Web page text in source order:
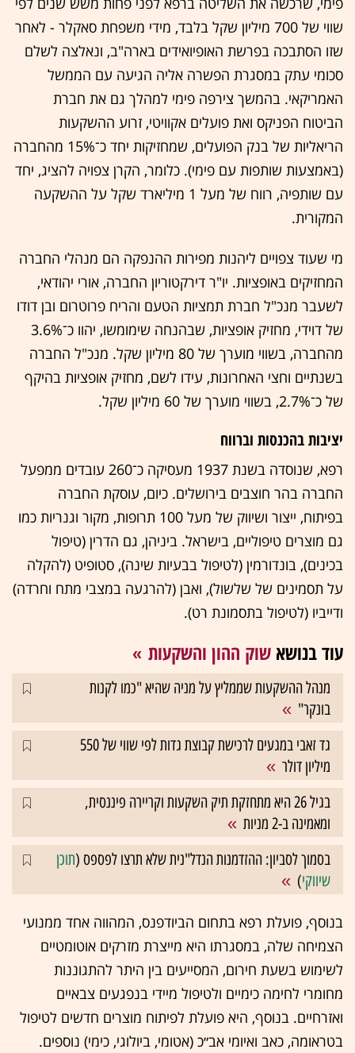
שווי של 700 מיליון שקל בלבד, מידי משפחת סאקלר - לאחר
שזו הסתבכה בפרשת האופיואידים בארה"ב, ונאלצה לשלם
סכומי עתק במסגרת הפשרה אליה הגיעה עם הממשל
האמריקאי. בהמשך צירפה פימי למהלך גם את חברת
הביטוח הפניקס ואת פועלים אקוויטי, זרוע ההשקעות
הריאליות של בנק הפועלים, שמחזיקות יחד כ־15% מהחברה
(באמצעות שותפות עם פימי). כלומר, הקרן צפויה להציג, יחד
עם שותפיה, רווח של מעל 1 מיליארד שקל על ההשקעה
המקורית.
מי שעוד צפויים ליהנות מפירות ההנפקה הם מנהלי החברה
המחזיקים באופציות. יו"ר דירקטוריון החברה, אורי יהודאי,
לשעבר מנכ"ל חברת תמציות הטעם והריח פרוטרום ובן דודו
של דוידי, מחזיק אופציות, שבהנחה שימומשו, יהוו כ־3.6%
מהחברה, בשווי מוערך של 80 מיליון שקל. מנכ"ל החברה
בשנתיים וחצי האחרונות, עידו לשם, מחזיק אופציות בהיקף
של כ־2.7%, בשווי מוערך של 60 מיליון שקל.
יציבות בהכנסות וברווח
רפא, שנוסדה בשנת 1937 מעסיקה כ־260 עובדים ממפעל
החברה בהר חוצבים בירושלים. כיום, עוסקת החברה
בפיתוח, ייצור ושיווק של מעל 100 תרופות, מקור וגנריות כמו
גם מוצרים טיפוליים, בישראל. ביניהן, גם הדרין (טיפול
בכינים), בונדורמין (לטיפול בבעיות שינה), סטופיט (להקלה
על תסמינים של שלשול), ואבן (להרגעה במצבי מתח וחרדה)
ודייביו (לטיפול בתסמונת רט).
עוד בנושא שוק ההון והשקעות
מנהל ההשקעות שממליץ על מניה שהיא "כמו לקנות
בונקר"
גד זאבי במגעים לרכישת קבוצת גדות לפי שווי של 550
מיליון דולר
בגיל 26 היא מתחזקת תיק השקעות וקריירה פיננסית,
ומאמינה ב-2 מניות
בסמוך לסביון: ההזדמנות הנדל"נית שלא תרצו לפספס (תוכן
שיווקי)
בנוסף, פועלת רפא בתחום הביודפנס, המהווה אחד ממנועי
הצמיחה שלה, במסגרתו היא מייצרת מזרקים אוטומטיים
לשימוש בשעת חירום, המסייעים בין היתר להתגוננות
מחומרי לחימה כימיים ולטיפול מיידי בנפגעים צבאיים
ואזרחיים. בנוסף, היא פועלת לפיתוח מוצרים חדשים לטיפול
בטראומה, כאב ואיומי אב״כ (אטומי, ביולוגי, כימי) נוספים.